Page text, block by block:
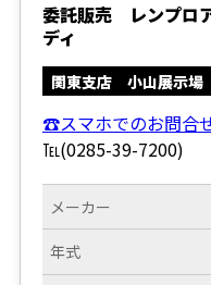
委託販売 レンプロ
ディ
関東支店 小山展示場
☎スマホでのお問合
℡(0285-39-7200)
メーカー
年式